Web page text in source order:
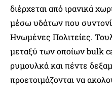
διέρχεται από ιρανικά
μέσω υδάτων που
Ηνωμένες Πολιτείες.
μεταξύ των οποίων bulk
ρυμουλκά και πέντε
προετοιμάζονται να